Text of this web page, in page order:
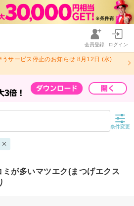
会員登録 ログイン
サービス停止のお知らせ 8月12日 (水)
条件変更
が多いマツエク(まつげエクス